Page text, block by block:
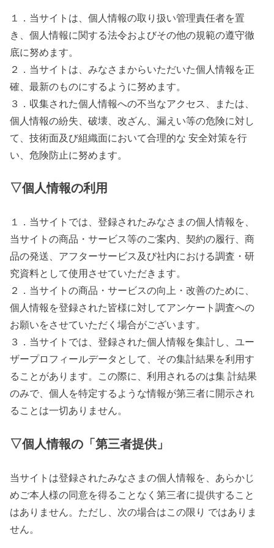
１．当サイトは、個人情報の取り扱い管理責任者を置
き、個人情報に関する法令およびその他の規範の遵守徹
底に努めます。
２．当サイトは、みなさまからいただいた個人情報を正
確、最新のものにするように努めます。
３．収集された個人情報への不当なアクセス、または、
個人情報の紛失、破壊、改ざん、漏えい等の危険に対し
て、技術面及び組織面において合理的な 安全対策を行
い、危険防止に努めます。
▽個人情報の利用
１．当サイトでは、登録されたみなさまの個人情報を、
当サイトの商品・サービス等のご案内、契約の履行、商
品の発送、アフターサービス及び社内における調査・研
究資料として使用させていただきます。
２．当サイトの商品・サービスの向上・改善のために、
個人情報を登録された皆様に対してアンケート調査への
お願いをさせていただく場合がございます。
３．当サイトでは、登録された個人情報を集計し、ユー
ザープロフィールデータとして、その集計結果を利用す
ることがあります。この際に、利用されるのは集 計結果
のみで、個人を特定するような情報が第三者に開示され
ることは一切ありません。
▽個人情報の「第三者提供」
当サイトは登録されたみなさまの個人情報を、あらかじ
めご本人様の同意を得ることなく第三者に提供すること
はありません。ただし、次の場合はこの限り ではありま
せん。